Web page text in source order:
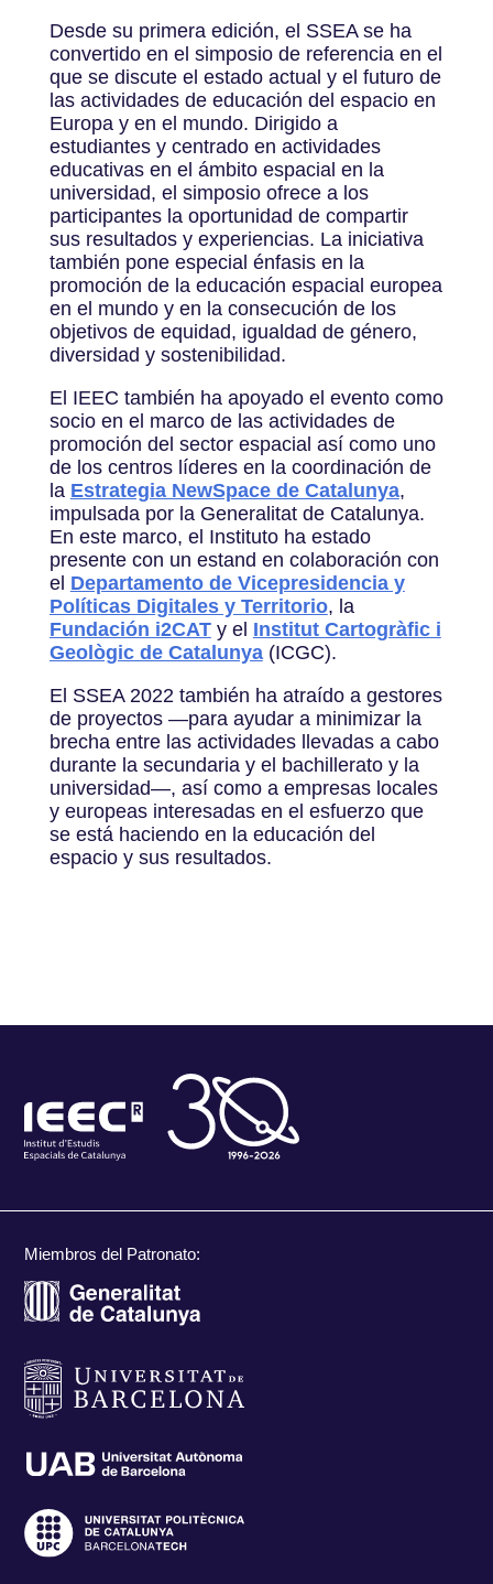
Desde su primera edición, el SSEA se ha
convertido en el simposio de referencia en el
que se discute el estado actual y el futuro de
las actividades de educación del espacio en
Europa y en el mundo. Dirigido a
estudiantes y centrado en actividades
educativas en el ámbito espacial en la
universidad, el simposio ofrece a los
participantes la oportunidad de compartir
sus resultados y experiencias. La iniciativa
también pone especial énfasis en la
promoción de la educación espacial europea
en el mundo y en la consecución de los
objetivos de equidad, igualdad de género,
diversidad y sostenibilidad.
El IEEC también ha apoyado el evento como
socio en el marco de las actividades de
promoción del sector espacial así como uno
de los centros líderes en la coordinación de
la Estrategia NewSpace de Catalunya,
impulsada por la Generalitat de Catalunya.
En este marco, el Instituto ha estado
presente con un estand en colaboración con
el Departamento de Vicepresidencia y
Políticas Digitales y Territorio, la
Fundación i2CATy el Institut Cartogràfic i
Geològic de Catalunya(ICGC).
El SSEA 2022 también ha atraído a gestores
de proyectos —para ayudar a minimizar la
brecha entre las actividades llevadas a cabo
durante la secundaria y el bachillerato y la
universidad—, así como a empresas locales
y europeas interesadas en el esfuerzo que
se está haciendo en la educación del
espacio y sus resultados.
Miembros del Patronato: